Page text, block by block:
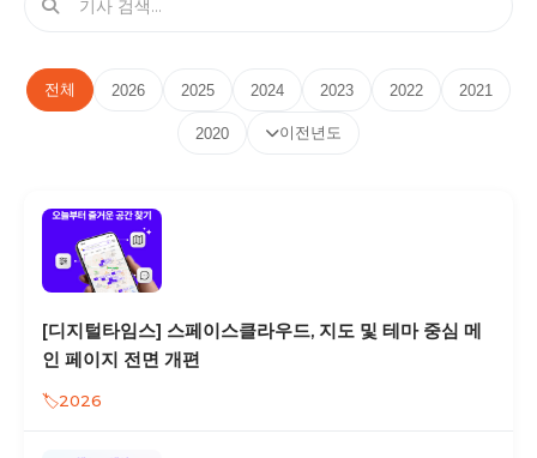
전체 2026 2025 2024 2023 2022 2021
2020 이전년도
[디지털타임스] 스페이스클라우드, 지도 및 테마 중심 메
인 페이지 전면 개편
2026